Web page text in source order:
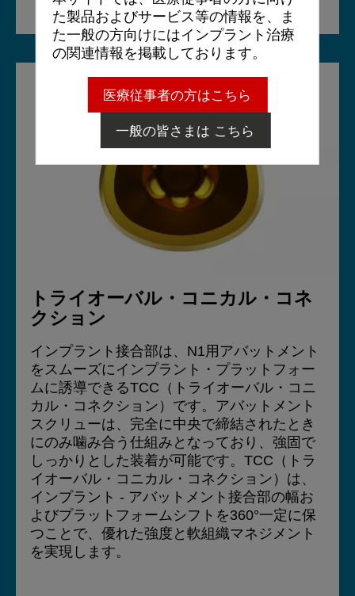
トライオーバル・コニカル・コネ
クション
インプラント接合部は、N1用アバットメント
をスムーズにインプラント・プラットフォー
ムに誘導できるTCC（トライオーバル・コニ
カル・コネクション）です。アバットメント
スクリューは、完全に中央で締結されたとき
にのみ噛み合う仕組みとなっており、強固で
しっかりとした装着が可能です。TCC（トラ
イオーバル・コニカル・コネクション）は、
インプラント - アバットメント接合部の幅お
よびプラットフォームシフトを360°一定に保
つことで、優れた強度と軟組織マネジメント
を実現します。
た製品およびサービス等の情報を、ま
た一般の方向けにはインプラント治療
の関連情報を掲載しております。
医療従事者の方はこちら
一般の皆さまは こちら